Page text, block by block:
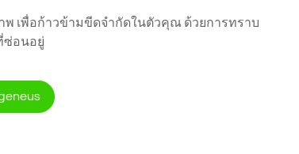
พ เพื่อก้าวข้ามขีดจำกัดในตัวคุณ ด้วยการทราบ
ซ่อนอยู่